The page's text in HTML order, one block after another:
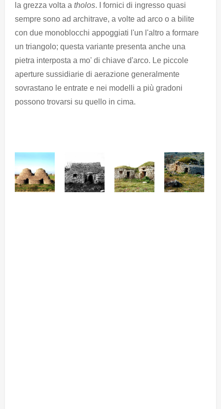
la grezza volta a tholos. I fornici di ingresso quasi
sempre sono ad architrave, a volte ad arco o a bilite
con due monoblocchi appoggiati l'un l'altro a formare
un triangolo; questa variante presenta anche una
pietra interposta a mo' di chiave d'arco. Le piccole
aperture sussidiarie di aerazione generalmente
sovrastano le entrate e nei modelli a più gradoni
possono trovarsi su quello in cima.